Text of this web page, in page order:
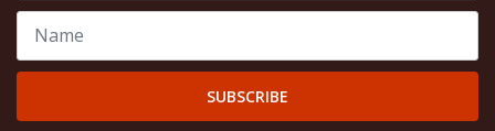
SUBSCRIBE